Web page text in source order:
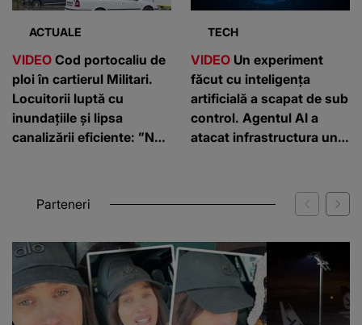
ploi în cartierul Militari.
Locuitorii luptă cu
canalizării eficiente: ”Nu
putem ieși din case”
făcut cu inteligența
artificială a scapat de sub
atacat infrastructura unei
companii
Parteneri